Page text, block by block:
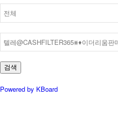
검색
Powered by KBoard